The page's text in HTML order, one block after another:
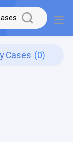
Cases (0)